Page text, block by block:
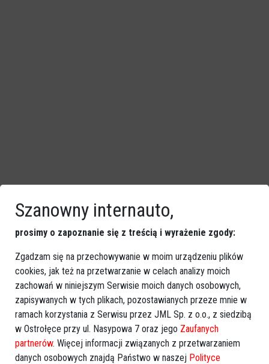
Groźne niebo nad Ostrołęką. Region miał
więcej szczęścia niż reszta kraju
Szanowny internauto,
prosimy o zapoznanie się z treścią i wyrażenie zgody:
Zgadzam się na przechowywanie w moim urządzeniu plików
cookies, jak też na przetwarzanie w celach analizy moich
zachowań w niniejszym Serwisie moich danych osobowych,
zapisywanych w tych plikach, pozostawianych przeze mnie w
ramach korzystania z Serwisu przez JML Sp. z o.o., z siedzibą
w Ostrołęce przy ul. Nasypowa 7 oraz jego Zaufanych
partnerów. Więcej informacji związanych z przetwarzaniem
danych osobowych znajdą Państwo w naszej Polityce